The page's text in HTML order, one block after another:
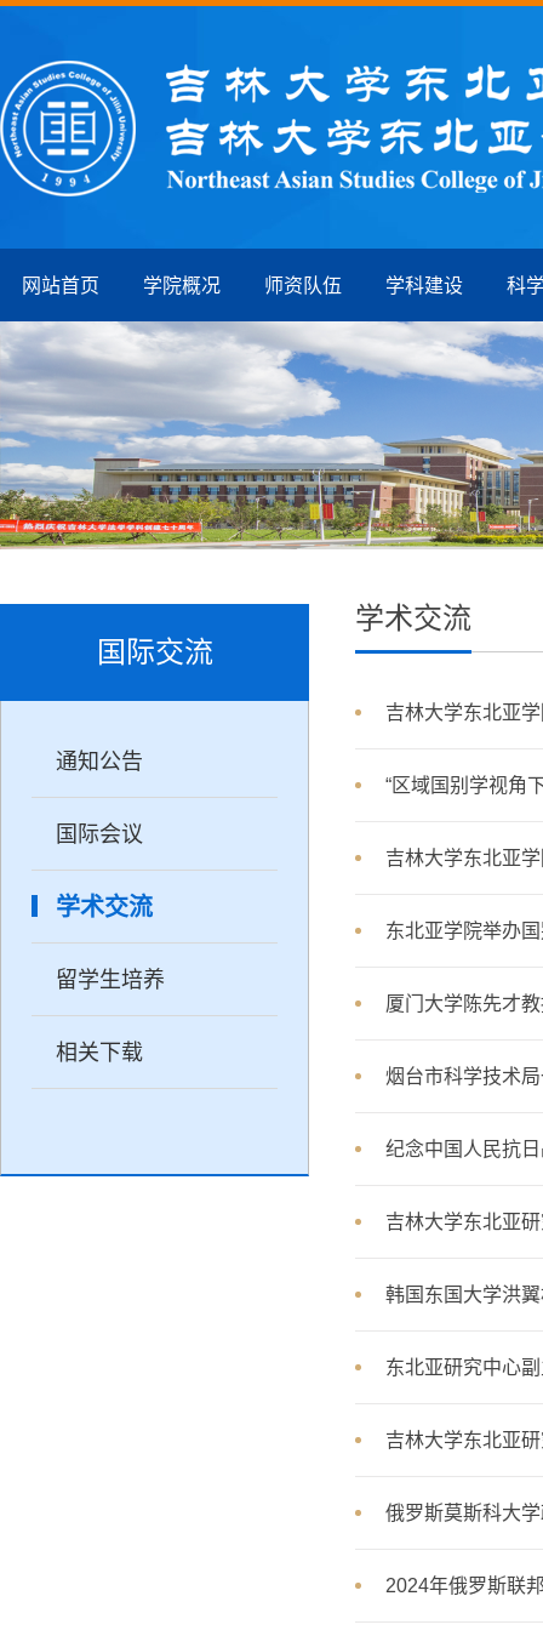
网站首页 学院概况 师资队伍 学科建设 科
国际交流
通知公告
国际会议
学术交流
留学生培养
相关下载
学术交流
吉林大学东北亚
“区域国别学视角
吉林大学东北亚
东北亚学院举办
厦门大学陈先才
烟台市科学技术
纪念中国人民抗
吉林大学东北亚
韩国东国大学洪
东北亚研究中心
吉林大学东北亚
俄罗斯莫斯科大
2024年俄罗斯联